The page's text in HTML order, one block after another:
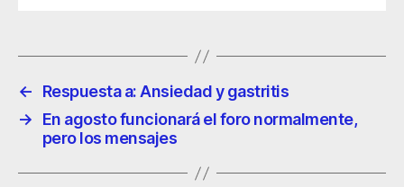
←
Respuesta a: Ansiedad y gastritis
→
En agosto funcionará el foro normalmente,
pero los mensajes